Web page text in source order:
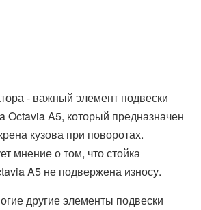
- важный элемент подвески
Octavia A5, который предназначен
кузова при поворотах.
мнение о том, что стойка
A5 не подвержена износу.
другие элементы подвески